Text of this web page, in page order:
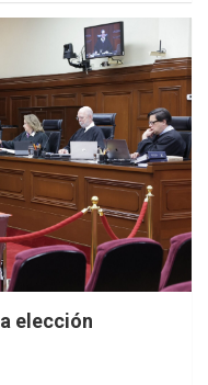
elección